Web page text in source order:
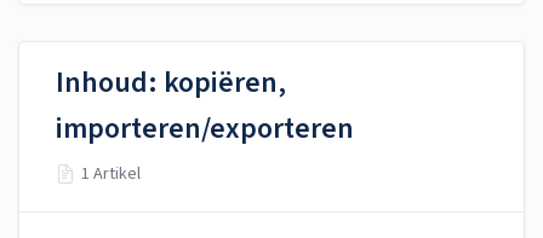
Inhoud: kopiëren,
importeren/exporteren
1 Artikel